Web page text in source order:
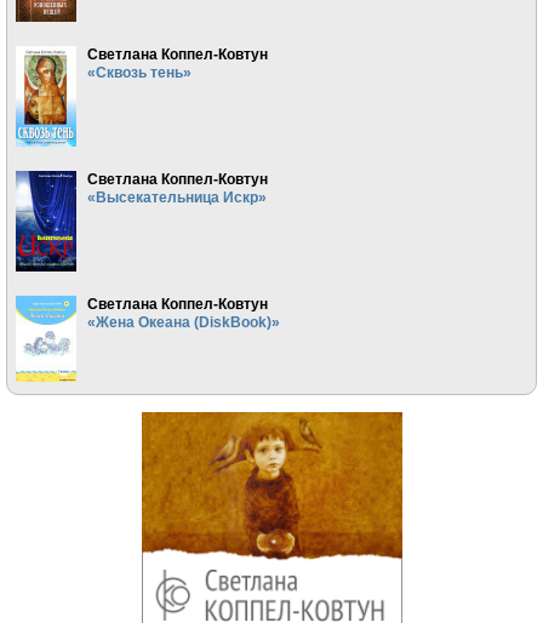
Светлана Коппел-Ковтун
«Сквозь тень»
Светлана Коппел-Ковтун
«Высекательница Искр»
Светлана Коппел-Ковтун
«Жена Океана (DiskBook)»